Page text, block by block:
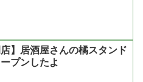
店】居酒屋さんの橘スタンド
プンしたよ